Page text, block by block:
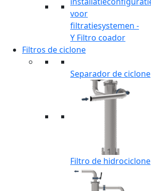
Y Filtro coador
Filtros de ciclone
Separador de ciclone
Filtro de hidrociclone